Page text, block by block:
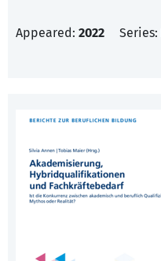
Appeared: 2022 Series: